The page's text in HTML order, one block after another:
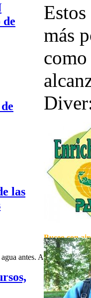
de
las
más
Buceo con
antes. Aprende